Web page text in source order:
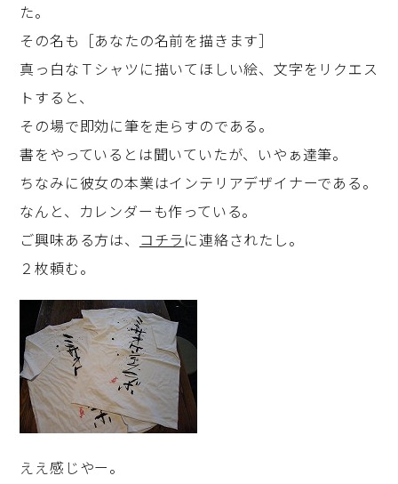
た。
その名も［あなたの名前を描きます］
真っ白なＴシャツに描いてほしい絵、文字をリクエス
トすると、
その場で即効に筆を走らすのである。
書をやっているとは聞いていたが、いやぁ達筆。
ちなみに彼女の本業はインテリアデザイナーである。
なんと、カレンダーも作っている。
ご興味ある方は、 コチラ に連絡されたし。
２枚頼む。
ええ感じやー。